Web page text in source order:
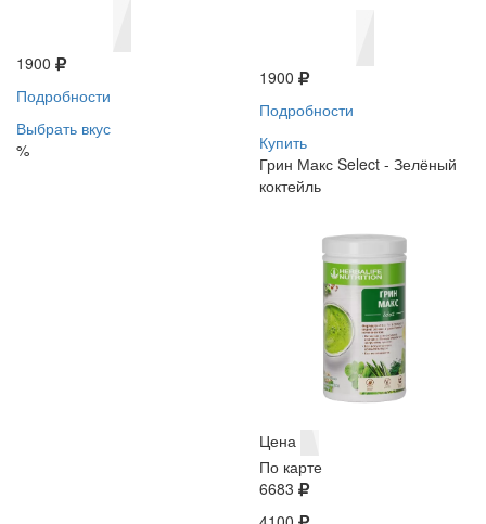
1900
Подробности
Выбрать вкус
%
1900
Подробности
Купить
Грин Макс Select - Зелёный
коктейль
Цена
По карте
6683